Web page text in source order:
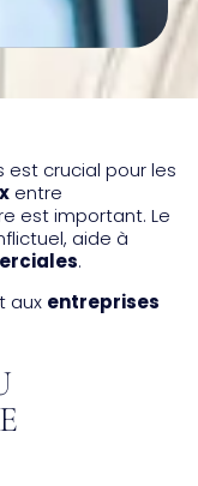
crucial pour les
entre
est important. Le
aide à
.
aux entreprises